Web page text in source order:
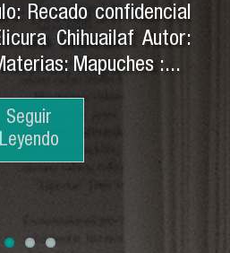
Recado confidencial
Chihuailaf Autor:
Mapuches :...
Seguir
Leyendo
Seguir
Leyendo
Seguir
Leyendo